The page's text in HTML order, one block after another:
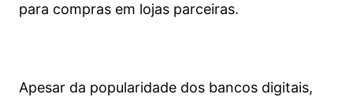
para compras em lojas parceiras.
Apesar da popularidade dos bancos digitais,